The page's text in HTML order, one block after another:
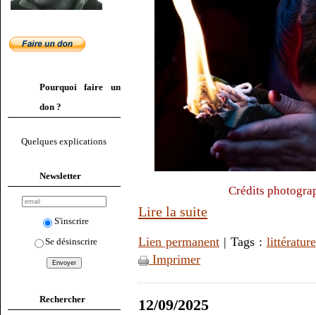
Pourquoi faire un
don ?
Quelques explications
Newsletter
S'inscrire
Se désinscrire
Rechercher
Crédits
Lire la suite
Lien permanent| Tags : littérature
Imprimer
12/09/2025